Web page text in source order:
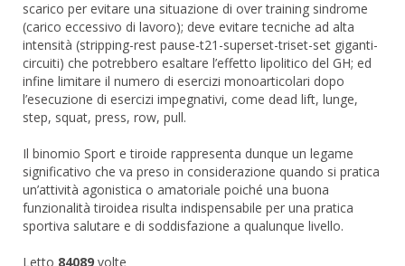
scarico per evitare una situazione di over training sindrome
(carico eccessivo di lavoro); deve evitare tecniche ad alta
intensità (stripping-rest pause-t21-superset-triset-set giganti-
circuiti) che potrebbero esaltare l’effetto lipolitico del GH; ed
infine limitare il numero di esercizi monoarticolari dopo
l’esecuzione di esercizi impegnativi, come dead lift, lunge,
step, squat, press, row, pull.
Il binomio Sport e tiroide rappresenta dunque un legame
significativo che va preso in considerazione quando si pratica
un’attività agonistica o amatoriale poiché una buona
funzionalità tiroidea risulta indispensabile per una pratica
sportiva salutare e di soddisfazione a qualunque livello.
Letto 84089 volte